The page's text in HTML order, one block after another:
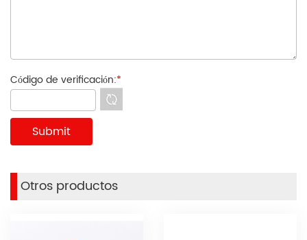
Código de verificación:*
Otros productos